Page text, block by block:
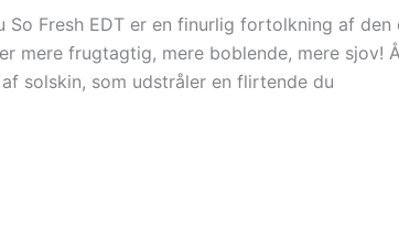
So Fresh EDT er en finurlig fortolkning af
mere frugtagtig, mere boblende, mere sjov!
solskin, som udstråler en flirtende du